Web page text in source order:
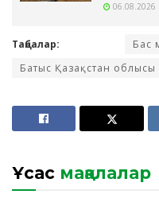
06.08.2026
Таңбалар:
Бас
Батыс Қазақстан облысы
Ұқсас мақалалар